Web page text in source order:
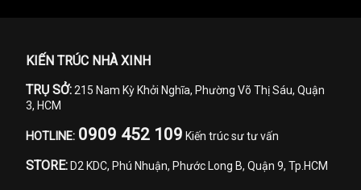
KIẾN TRÚC NHÀ XINH
TRỤ SỞ: 215 Nam Kỳ Khởi Nghĩa, Phường Võ Thị Sáu, Quận
3, HCM
HOTLINE: 0909 452 109 Kiến trúc sư tư vấn
STORE: D2 KDC, Phú Nhuận, Phước Long B, Quận 9, Tp.HCM